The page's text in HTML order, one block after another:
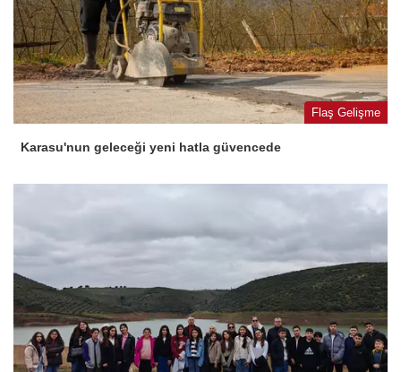
Flaş Gelişme
Karasu'nun geleceği yeni hatla güvencede